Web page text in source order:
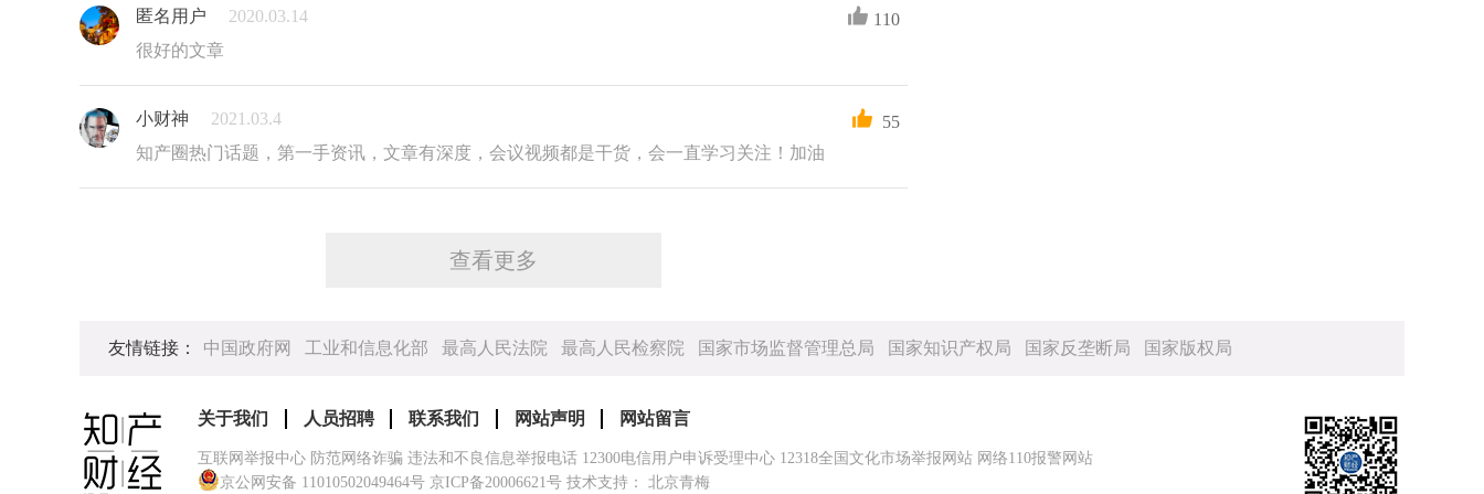
匿名用户 2020.03.14
110
很好的文章
小财神 2021.03.4
55
知产圈热门话题，第一手资讯，文章有深度，会议视频都是干货，会一直学习关注！加油
查看更多
友情链接： 中国政府网 工业和信息化部 最高人民法院 最高人民检察院 国家市场监督管理总局 国家知识产权局 国家反垄断局 国家版权局
关于我们 人员招聘 联系我们 网站声明 网站留言
互联网举报中心 防范网络诈骗 违法和不良信息举报电话 12300电信用户申诉受理中心 12318全国文化市场举报网站 网络110报警网站
京公网安备 11010502049464号 京ICP备20006621号 技术支持： 北京青梅